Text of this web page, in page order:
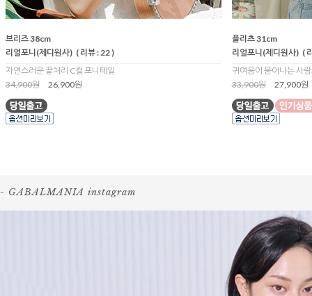
브리즈 38cm
리얼포니(제디원사) ( 리뷰 : 22 )
자연스러운 끝처리 C컬 포니테일
34,900원
26,900원
플리츠 31cm
리얼포니(제디원사) (
귀여움이 묻어나는 사
33,900원
27,900원
- GABALMANIA instagram